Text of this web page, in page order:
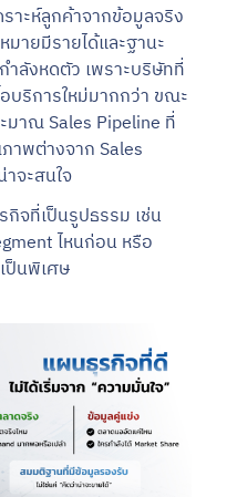
าะห์ลูกค้าจากข้อมูลจริง
มายมีรายได้และฐานะ
ำลังหดตัว เพราะบริษัทที่
บริการใหม่มากกว่า ขณะ
าณ Sales Pipeline ที่
พต่างจาก Sales
จะสนใจ
จที่เป็นรูปธรรม เช่น
ไหนก่อน หรือ
ป็นพิเศษ